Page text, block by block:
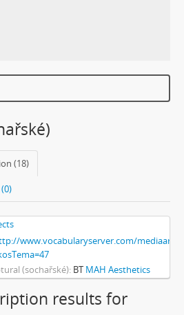
(18)
www.vocabularyserver.com/mediaart/
(sochařské) BT MAH Aesthetics
results for